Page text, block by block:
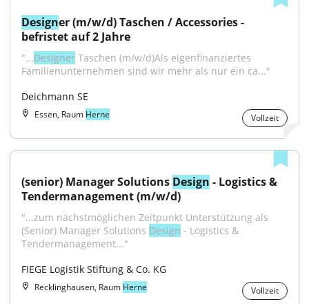
Designer (m/w/d) Taschen / Accessories -
befristet auf 2 Jahre
"...Designer Taschen (m/w/d)Als eigenfinanziertes
Familienunternehmen sind wir mehr als nur ein ca..."
Deichmann SE
Essen, Raum Herne Vollzeit
(senior) Manager Solutions Design - Logistics &
Tendermanagement (m/w/d)
"...zum nächstmöglichen Zeitpunkt Unterstützung als
(Senior) Manager Solutions Design - Logistics &
Tendermanagement..."
FIEGE Logistik Stiftung & Co. KG
Recklinghausen, Raum Herne Vollzeit